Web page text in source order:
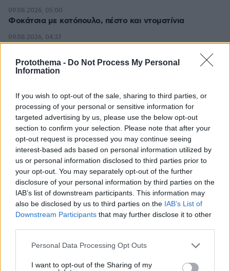
Protothema - Do Not Process My Personal
Information
If you wish to opt-out of the sale, sharing to third parties, or
processing of your personal or sensitive information for
targeted advertising by us, please use the below opt-out
section to confirm your selection. Please note that after your
opt-out request is processed you may continue seeing
interest-based ads based on personal information utilized by
us or personal information disclosed to third parties prior to
your opt-out. You may separately opt-out of the further
disclosure of your personal information by third parties on the
IAB’s list of downstream participants. This information may
also be disclosed by us to third parties on the IAB’s List of
Downstream Participants that may further disclose it to other
Please note that this website/app uses one or more Google
not limited to your visit or usage behaviour. You may click to
Personal Data Processing Opt Outs
I want to opt-out of the Sharing of my
Φοκάτσια με κοτόπουλο, πέστο και ντοματίνια
09.08.2026, 05:00
κατόχους ηλεκτρικών πατινιών: Κράνος και γιλέκο,
διαφορετικά τσουχτερά πρόστιμα
09.08.2026, 04:37
Μαζικός γάμος 1.500 ζευγαριών στη Νιγηρία
Τουλάχιστον τρεις νεκροί και πολλοί τραυματίες
εξαιτίας ρωσικών πληγμάτων στην Ουκρανία
09.08.2026, 03:05
Συναγερμός στην Έδεσσα για την εξαφάνιση 31χρονου
09.08.2026, 02:46
«Δώρο» 1 δισ. δολαρίων στη Κολομβία από τις ΗΠΑ
μετά την ορκωμοσία του νέου τραμπικού προέδρου
09.08.2026, 02:08